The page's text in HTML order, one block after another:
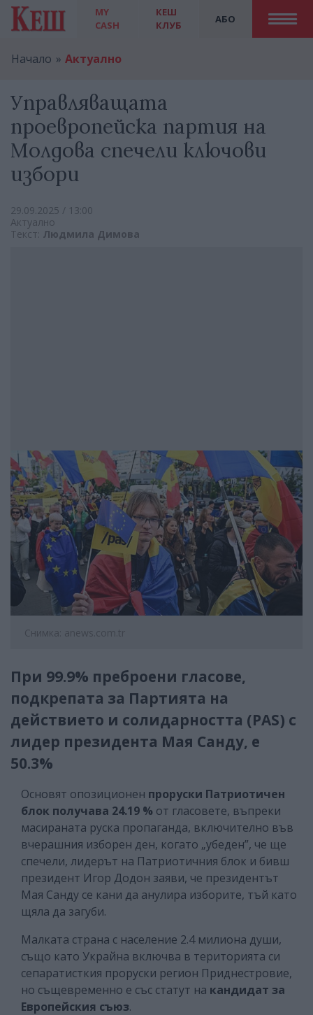
MY
CASH
АБО
КЕШ
КЛУБ
Начало Актуално
Управляващата
проевропейска партия на
Молдова спечели ключови
избори
29.09.2025 / 13:00
Актуално
Текст: Людмила Димова
Снимка: anews.com.tr
При 99.9% преброени гласове,
подкрепата за Партията на
действието и солидарността (PAS) с
лидер президента Мая Санду, е
50.3%
Основят опозиционен проруски Патриотичен
блок получава 24.19 % от гласовете, въпреки
масираната руска пропаганда, включително във
вчерашния изборен ден, когато „убеден”, че ще
спечели, лидерът на Патриотичния блок и бивш
президент Игор Додон заяви, че президентът
Мая Санду се кани да анулира изборите, тъй като
щяла да загуби.
Малката страна с население 2.4 милиона души,
също като Украйна включва в територията си
сепаратисткия проруски регион Приднестровие,
но същевременно е със статут на кандидат за
Европейския съюз.